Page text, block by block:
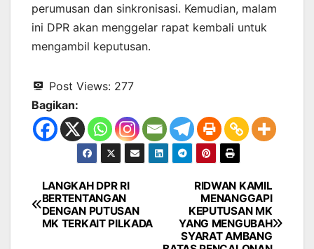
perumusan dan sinkronisasi. Kemudian, malam
ini DPR akan menggelar rapat kembali untuk
mengambil keputusan.
Post Views: 277
Bagikan:
Navigasi
pos
RIDWAN KAMIL
MENANGGAPI
KEPUTUSAN MK
YANG MENGUBAH
SYARAT AMBANG
LANGKAH DPR RI
BERTENTANGAN
DENGAN PUTUSAN
MK TERKAIT PILKADA